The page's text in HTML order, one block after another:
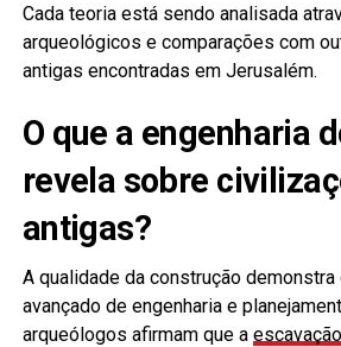
Cada teoria está sendo analisada
arqueológicos e comparações com
antigas encontradas em Jerusalém.
O que a engenharia
revela sobre
antigas?
A qualidade da construção
avançado de engenharia e
arqueólogos afirmam que a escavação